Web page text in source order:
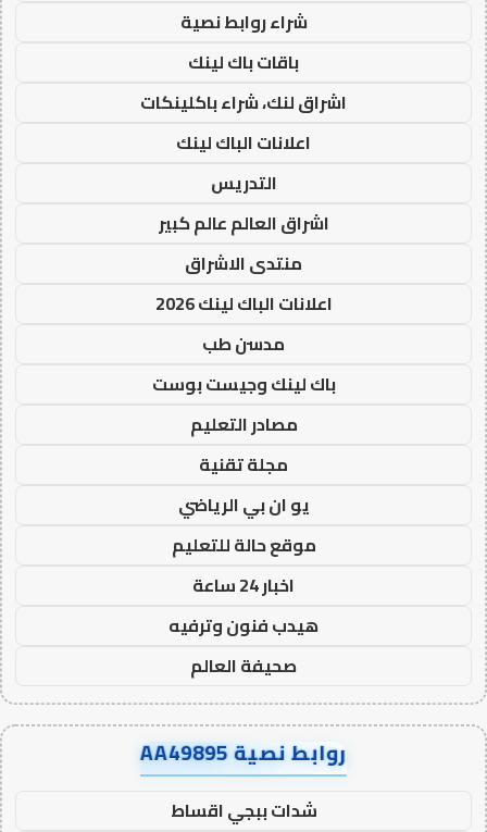
شراء روابط نصية
باقات باك لينك
اشراق لنك، شراء باكلينكات
اعلانات الباك لينك
التدريس
اشراق العالم عالم كبير
منتدى الاشراق
اعلانات الباك لينك 2026
مدسن طب
باك لينك وجيست بوست
مصادر التعليم
مجلة تقنية
يو ان بي الرياضي
موقع حالة للتعليم
اخبار 24 ساعة
هيدب فنون وترفيه
صحيفة العالم
روابط نصية AA49895
شدات ببجي اقساط